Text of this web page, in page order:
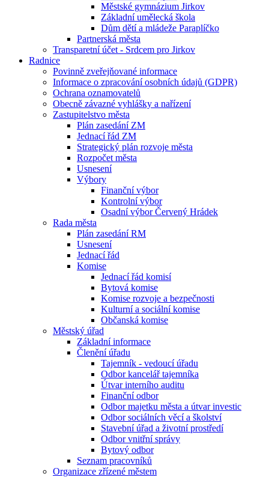
Městské gymnázium Jirkov
Základní umělecká škola
Dům dětí a mládeže Paraplíčko
Partnerská města
Transparetní účet - Srdcem pro Jirkov
Radnice
Povinně zveřejňované informace
Informace o zpracování osobních údajů (GDPR)
Ochrana oznamovatelů
Obecně závazné vyhlášky a nařízení
Zastupitelstvo města
Plán zasedání ZM
Jednací řád ZM
Strategický plán rozvoje města
Rozpočet města
Usnesení
Výbory
Finanční výbor
Kontrolní výbor
Osadní výbor Červený Hrádek
Rada města
Plán zasedání RM
Usnesení
Jednací řád
Komise
Jednací řád komisí
Bytová komise
Komise rozvoje a bezpečnosti
Kulturní a sociální komise
Občanská komise
Městský úřad
Základní informace
Členění úřadu
Tajemník - vedoucí úřadu
Odbor kancelář tajemníka
Útvar interního auditu
Finanční odbor
Odbor majetku města a útvar investic
Odbor sociálních věcí a školství
Stavební úřad a životní prostředí
Odbor vnitřní správy
Bytový odbor
Seznam pracovníků
Organizace zřízené městem